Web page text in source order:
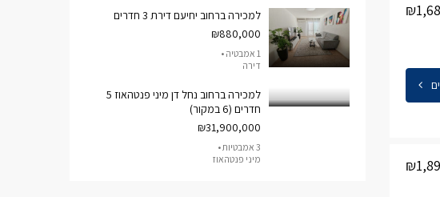
למכירה ברחוב יחיעם דירת 3 חדרים
₪880,000
1 אמבטיה •
דירה
למכירה ברחוב נחל דן מיני פנטהאוז 5
חדרים (6 במקור)
₪31,900,000
3 אמבטיות •
מיני פנטהאוז